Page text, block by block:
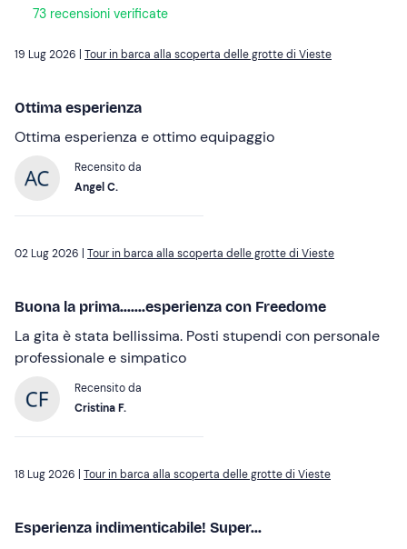
73 recensioni verificate
19 Lug 2026 | Tour in barca alla scoperta delle grotte di Vieste
Ottima esperienza
Ottima esperienza e ottimo equipaggio
Recensito da
Angel C.
02 Lug 2026 | Tour in barca alla scoperta delle grotte di Vieste
Buona la prima.......esperienza con Freedome
La gita è stata bellissima. Posti stupendi con personale
professionale e simpatico
Recensito da
Cristina F.
18 Lug 2026 | Tour in barca alla scoperta delle grotte di Vieste
Esperienza indimenticabile! Super...